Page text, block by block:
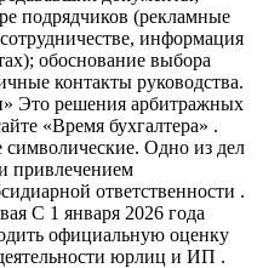
подрядчиков (рекламные
информация
обоснование выбора
контакты руководства.
Это решения арбитражных
«Время бухгалтера» .
Одно из дел
привлечением
ответственности .
С 1 января 2026 года
официальную оценку
юрлиц и ИП .